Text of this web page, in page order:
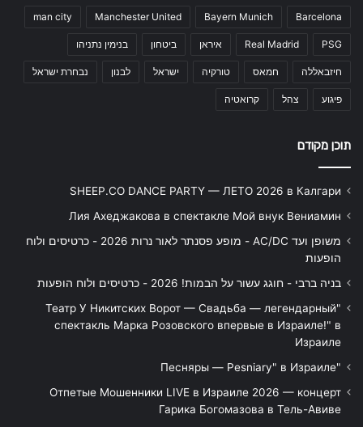
Barcelona
Bayern Munich
Manchester United
man city
PSG
Real Madrid איראן ביטחון בנימין נתניהו
חיזבאללה חמאס טורקיה ישראל לבנון נבחרת ישראל
פיגוע צהל קרואטיה
תוכן מקודם
SHEEP.CO DANCE PARTY — ЛЕТО 2026 в Калгари
Лия Ахеджакова в спектакле Мой внук Вениамин
משופן ועד AC/DC - מופע פסנתר לאור נרות 2026 - כרטיסים ולוח
הופעות
בניה ברבי - חוגג עשור על הבמות! 2026 - כרטיסים ולוח הופעות
"Театр У Никитских Ворот — Свадьба — легендарный
спектакль Марка Розовского впервые в Израиле!" в
Израиле
"Песняры — Pesniary" в Израиле
Отпетые Мошенники LIVE в Израиле 2026 — концерт
Гарика Богомазова в Тель-Авиве